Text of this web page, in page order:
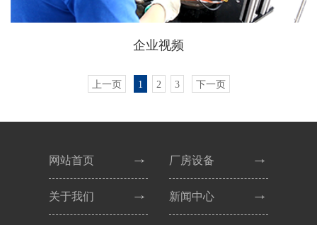
企业视频
上一页 1 2 3 下一页
网站首页
关于我们
厂房设备
新闻中心